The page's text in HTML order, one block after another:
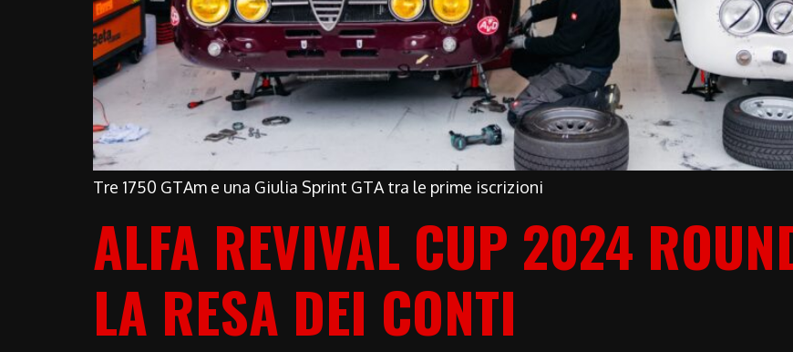
Tre 1750 GTAm e una Giulia Sprint GTA tra le prime iscrizioni
ALFA REVIVAL CUP 2024
LA RESA DEI CONTI